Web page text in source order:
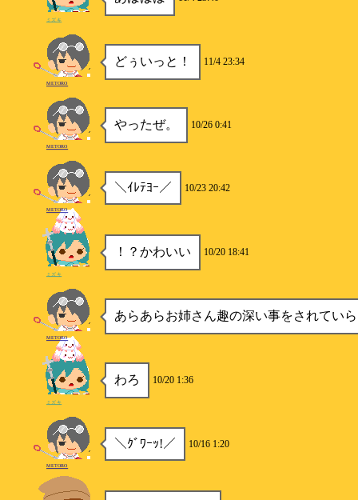
ミズキ
どぅいっと！ 11/4 23:34
METORO
やったぜ。 10/26 0:41
METORO
＼ｲﾚﾃﾖｰ／ 10/23 20:42
METORO
！？かわいい 10/20 18:41
ミズキ
あらあらお姉さん趣の深い事をされてい
METORO
わろ 10/20 1:36
ミズキ
＼ｸﾞﾜｰｯ!／ 10/16 1:20
METORO